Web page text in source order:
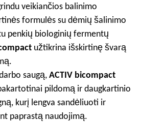
veikiančios balinimo
formulės su dėmių šalinimo
penkių biologinių fermentų
užtikrina išskirtinę švarą
saugą,ACTIV bicompact
pildomą ir daugkartinio
kurį lengva sandėliuoti ir
paprastą naudojimą.